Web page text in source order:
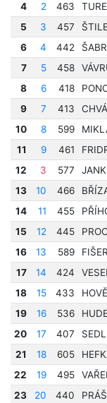
4
2 463
5
3 457
6
4 442
7
5 458
8
6 418
9
7 413
10
8 599
11
9 461
12
3 577
13
10 466
14
11 455
15
12 445
16
13 589
17
14 424
18
15 433
19
16 536
20
17 407
21
18 605
22
19 495
23
20 440